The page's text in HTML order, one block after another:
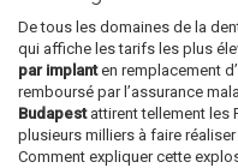
De tous les domaines de la
qui affiche les tarifs les plus
par implanten remplacement
remboursé par l’assurance
Budapestattirent tellement les
plusieurs milliers à faire
Comment expliquer cette